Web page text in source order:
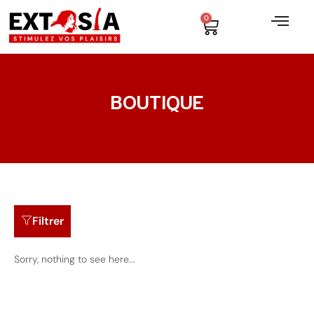
contenu
0
Cart
BOUTIQUE
Filtrer
Sorry, nothing to see here...